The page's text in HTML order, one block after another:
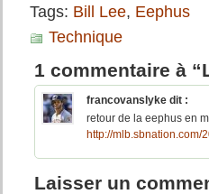
Tags: Bill Lee, Eephus
Technique
1 commentaire à
francovanslyke dit :
retour de la eephus en
http://
Laisser un